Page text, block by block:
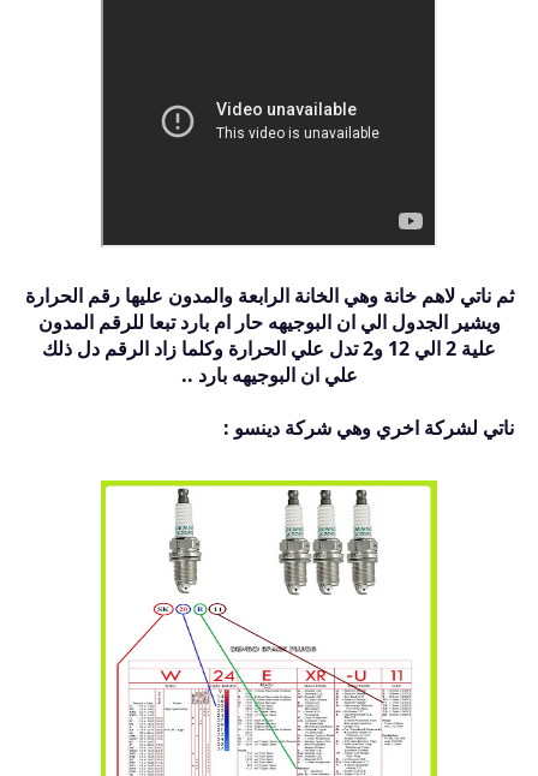
ثم ناتي لاهم خانة وهي الخانة الرابعة والمدون عليها رقم الحرارة
ويشير الجدول الي ان البوجيهه حار ام بارد تبعا للرقم المدون
علية 2 الي 12 و2 تدل علي الحرارة وكلما زاد الرقم دل ذلك
علي ان البوجيهه بارد ..
ناتي لشركة اخري وهي شركة دينسو :